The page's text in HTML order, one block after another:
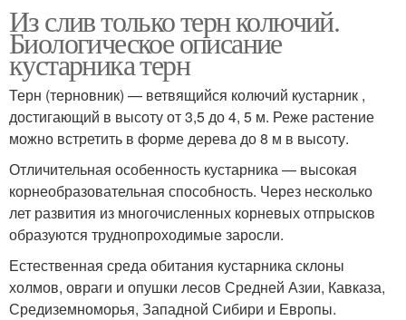
Из слив только терн колючий.
Биологическое описание
кустарника терн
Терн (терновник) — ветвящийся колючий кустарник ,
достигающий в высоту от 3,5 до 4, 5 м. Реже растение
можно встретить в форме дерева до 8 м в высоту.
Отличительная особенность кустарника — высокая
корнеобразовательная способность. Через несколько
лет развития из многочисленных корневых отпрысков
образуются труднопроходимые заросли.
Естественная среда обитания кустарника склоны
холмов, овраги и опушки лесов Средней Азии, Кавказа,
Средиземноморья, Западной Сибири и Европы.